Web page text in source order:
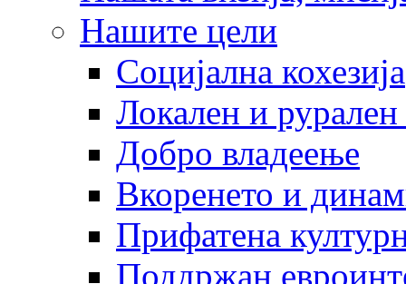
Нашите цели
Социјална кохезија
Локален и рурален
Добро владеење
Вкоренето и
Прифатена
Поддржан